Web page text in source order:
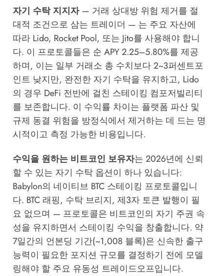
자기 수탁 지지자— 거래 상대방 위험 제거를 절
대적 조건으로 삼는 트레이더 — 는 주요 자산에
따라 Lido, Rocket Pool, 또는 Jito를 사용해야 합니
다. 이 프로토콜들은 순 APY 2.25–5.80%를 제공
하며, 이는 일부 거래소 총 수치보다 2~3퍼센트포
인트 낮지만, 완전한 자기 수탁을 유지하고, Lido
의 경우 DeFi 전반에 걸친 스테이킹 컴포저빌리티
를 보존합니다. 이 수익률 차이는 플랫폼 파산 및
규제 동결 위험을 방정식에서 제거하는 데 드는 명
시적이고 측정 가능한 비용입니다.
수익을 원하는 비트코인 보유자는 2026년에 신뢰
할 수 있는 자기 수탁 옵션이 하나 있습니다:
Babylon의 네이티브 BTC 스테이킹 프로토콜입니
다. BTC 래핑, 수탁 브리지, 제3자 토큰 발행이 필
요 없으며 — 프로토콜은 비트코인의 자기 주권 속
성을 유지하면서 스테이킹 수익을 창출합니다. 약
7일간의 언본딩 기간(~1,008 블록)은 신속한 출구
능력이 필요한 포지션 규모를 결정하기 전에 모델
링해야 할 주요 유동성 트레이드오프입니다.